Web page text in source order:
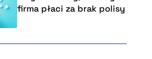
firma płaci za brak polisy